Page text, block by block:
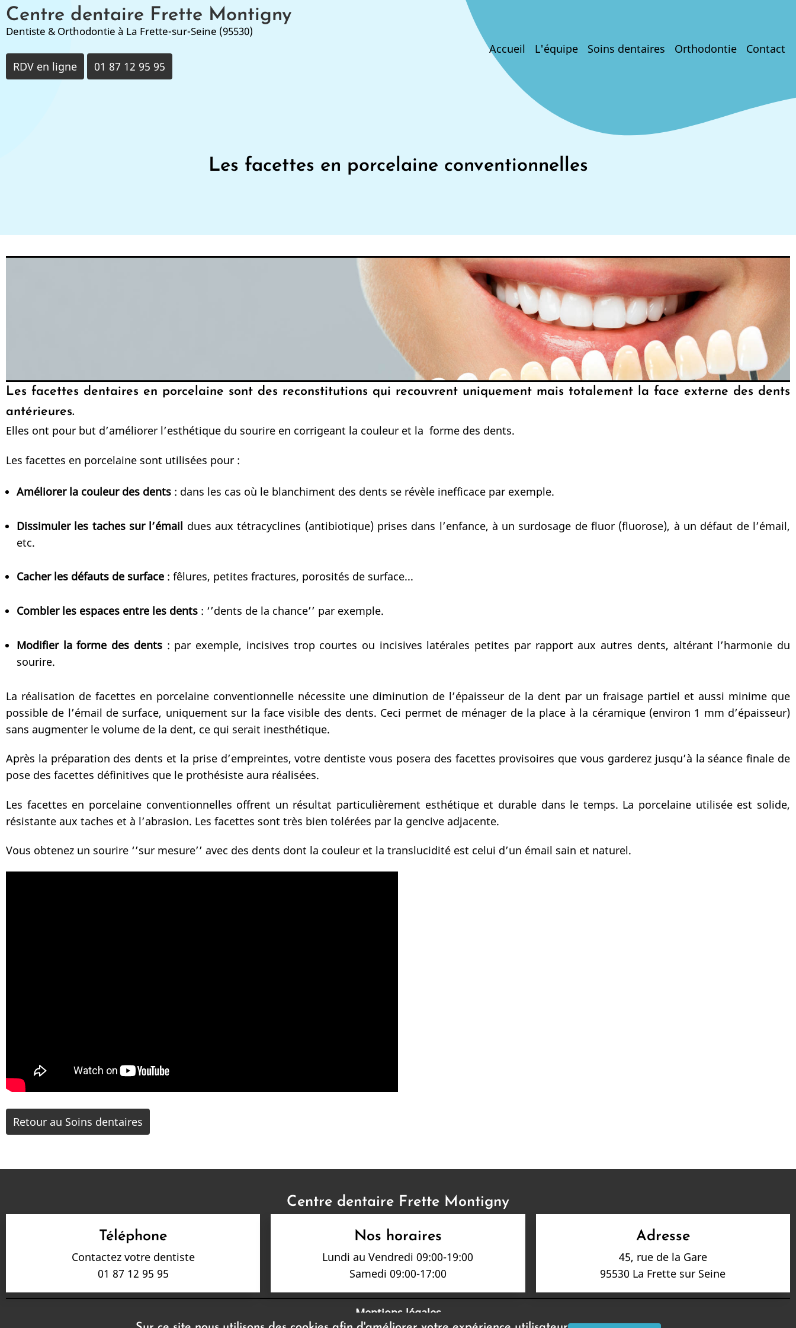
Aller
au
principal
Centre dentaire Frette Montigny
Dentiste & Orthodontie à La Frette-sur-Seine (95530)
RDV en ligne 01 87 12 95 95
Main
navigation
Accueil L'équipe Soins dentaires Orthodontie Contact
Les facettes en porcelaine conventionnelles
Les facettes dentaires en porcelaine sont des reconstitutions qui recouvrent uniquement mais totalement la face externe des dents
antérieures.
Elles ont pour but d’améliorer l’esthétique du sourire en corrigeant la couleur et la forme des dents.
Les facettes en porcelaine sont utilisées pour :
Améliorer la couleur des dents : dans les cas où le blanchiment des dents se révèle inefficace par exemple.
Dissimuler les taches sur l’émail dues aux tétracyclines (antibiotique) prises dans l’enfance, à un surdosage de fluor (fluorose), à un défaut de l’émail,
etc.
Cacher les défauts de surface : fêlures, petites fractures, porosités de surface...
Combler les espaces entre les dents : ‘’dents de la chance’’ par exemple.
Modifier la forme des dents: par exemple, incisives trop courtes ou incisives latérales petites par rapport aux autres dents, altérant l’harmonie du
sourire.
La réalisation de facettes en porcelaine conventionnelle nécessite une diminution de l’épaisseur de la dent par un fraisage partiel et aussi minime que
possible de l’émail de surface, uniquement sur la face visible des dents. Ceci permet de ménager de la place à la céramique (environ 1 mm d’épaisseur)
sans augmenter le volume de la dent, ce qui serait inesthétique.
Après la préparation des dents et la prise d’empreintes, votre dentiste vous posera des facettes provisoires que vous garderez jusqu’à la séance finale de
pose des facettes définitives que le prothésiste aura réalisées.
Les facettes en porcelaine conventionnelles offrent un résultat particulièrement esthétique et durable dans le temps. La porcelaine utilisée est solide,
résistante aux taches et à l’abrasion. Les facettes sont très bien tolérées par la gencive adjacente.
Vous obtenez un sourire ‘’sur mesure’’ avec des dents dont la couleur et la translucidité est celui d’un émail sain et naturel.
Retour au Soins dentaires
Centre dentaire Frette Montigny
Téléphone
Contactez votre dentiste
01 87 12 95 95
Nos horaires
Lundi au Vendredi 09:00-19:00
Samedi 09:00-17:00
Adresse
45, rue de la Gare
95530 La Frette sur Seine
Mentions légales